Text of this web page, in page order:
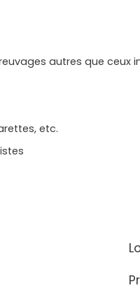
autres que ceux
etc.